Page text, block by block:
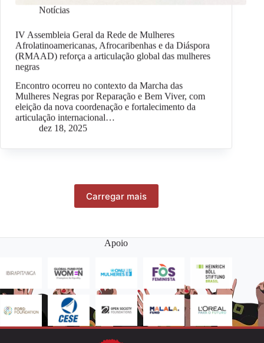
Notícias
IV Assembleia Geral da Rede de Mulheres
Afrolatinoamericanas, Afrocaribenhas e da Diáspora
(RMAAD) reforça a articulação global das mulheres
negras
Encontro ocorreu no contexto da Marcha das
Mulheres Negras por Reparação e Bem Viver, com
eleição da nova coordenação e fortalecimento da
articulação internacional…
dez 18, 2025
Carregar mais
Apoio